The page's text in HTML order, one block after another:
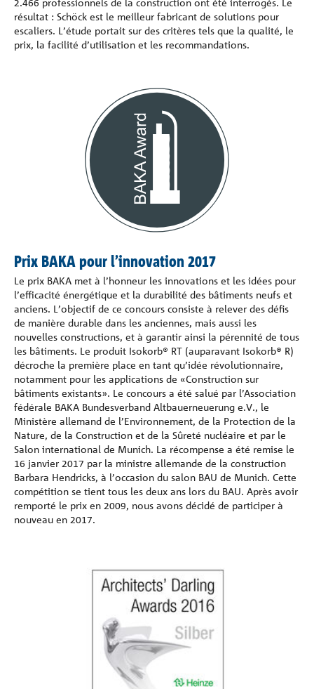
résultat : Schöck est le meilleur fabricant de solutions pour
escaliers. L’étude portait sur des critères tels que la qualité, le
prix, la facilité d’utilisation et les recommandations.
Prix BAKA pour l’innovation 2017
Le prix BAKA met à l’honneur les innovations et les idées pour
l’efficacité énergétique et la durabilité des bâtiments neufs et
anciens. L’objectif de ce concours consiste à relever des défis
de manière durable dans les anciennes, mais aussi les
nouvelles constructions, et à garantir ainsi la pérennité de tous
les bâtiments. Le produit Isokorb® RT (auparavant Isokorb® R)
décroche la première place en tant qu’idée révolutionnaire,
notamment pour les applications de «Construction sur
bâtiments existants». Le concours a été salué par l’Association
fédérale BAKA Bundesverband Altbauerneuerung e.V., le
Ministère allemand de l’Environnement, de la Protection de la
Nature, de la Construction et de la Sûreté nucléaire et par le
Salon international de Munich. La récompense a été remise le
16 janvier 2017 par la ministre allemande de la construction
Barbara Hendricks, à l’occasion du salon BAU de Munich. Cette
compétition se tient tous les deux ans lors du BAU. Après avoir
remporté le prix en 2009, nous avons décidé de participer à
nouveau en 2017.